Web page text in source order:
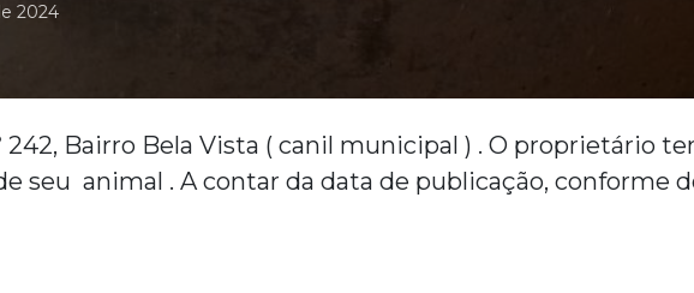
2024
Bairro Bela Vista ( canil municipal ) . O proprietário
seu animal . A contar da data de publicação, conforme